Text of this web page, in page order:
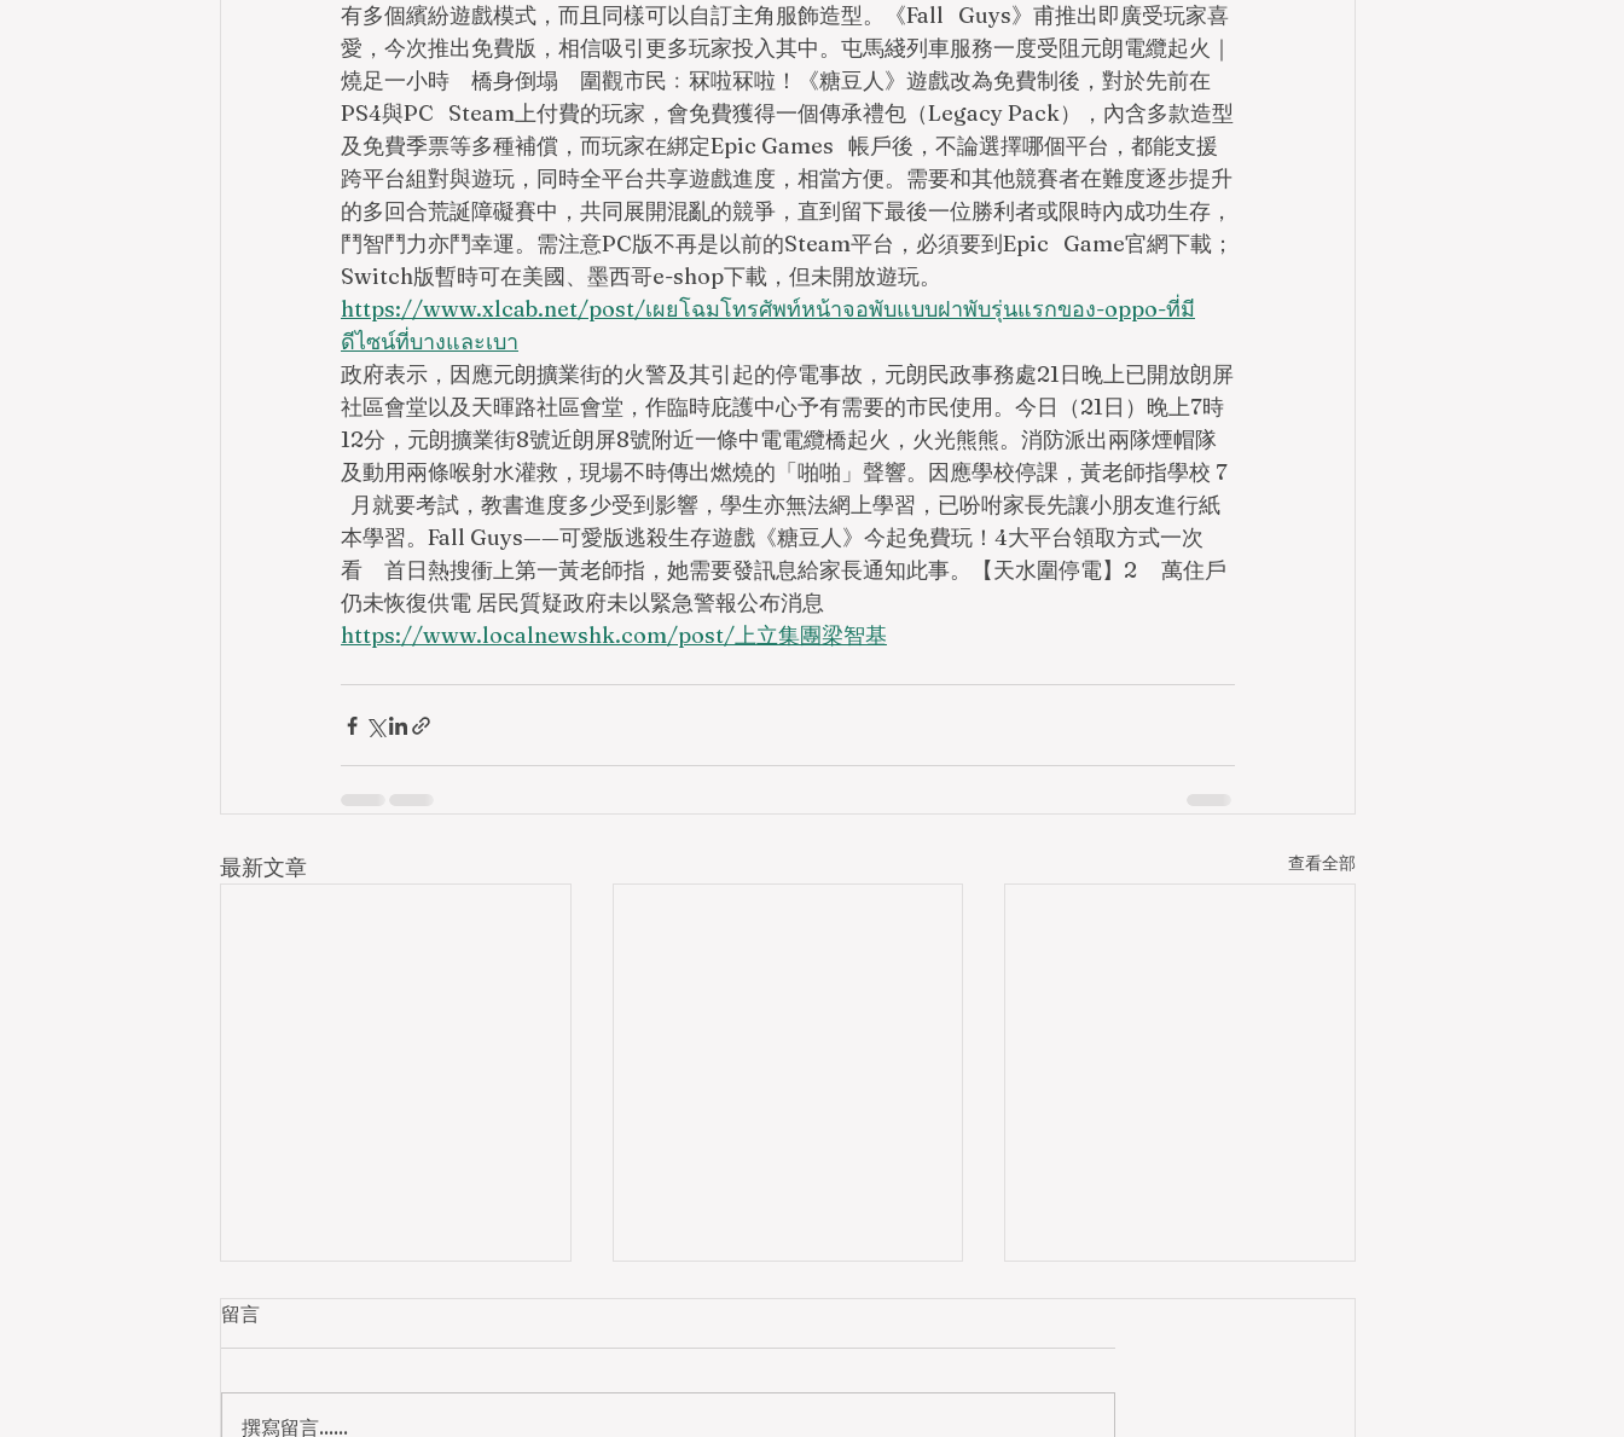
有多個繽紛遊戲模式，而且同樣可以自訂主角服飾造型。《Fall   Guys》甫推出即廣受玩家喜
愛，今次推出免費版，相信吸引更多玩家投入其中。屯馬綫列車服務一度受阻元朗電纜起火｜
燒足一小時　橋身倒塌　圍觀市民﹕冧啦冧啦！《糖豆人》遊戲改為免費制後，對於先前在
PS4與PC   Steam上付費的玩家，會免費獲得一個傳承禮包（Legacy Pack），內含多款造型
及免費季票等多種補償，而玩家在綁定Epic Games   帳戶後，不論選擇哪個平台，都能支援
跨平台組對與遊玩，同時全平台共享遊戲進度，相當方便。需要和其他競賽者在難度逐步提升
的多回合荒誕障礙賽中，共同展開混亂的競爭，直到留下最後一位勝利者或限時內成功生存，
鬥智鬥力亦鬥幸運。需注意PC版不再是以前的Steam平台，必須要到Epic   Game官網下載；
Switch版暫時可在美國、墨西哥e-shop下載，但未開放遊玩。
https://www.xlcab.net/post/เผยโฉมโทรศัพท์หน้าจอพับแบบฝาพับรุ่นแรกของ-oppo-ที่มี
ดีไซน์ที่บางและเบา
政府表示，因應元朗擴業街的火警及其引起的停電事故，元朗民政事務處21日晚上已開放朗屏
社區會堂以及天暉路社區會堂，作臨時庇護中心予有需要的市民使用。今日（21日）晚上7時
12分，元朗擴業街8號近朗屏8號附近一條中電電纜橋起火，火光熊熊。消防派出兩隊煙帽隊
及動用兩條喉射水灌救，現場不時傳出燃燒的「啪啪」聲響。因應學校停課，黃老師指學校 7
  月就要考試，教書進度多少受到影響，學生亦無法網上學習，已吩咐家長先讓小朋友進行紙
本學習。Fall Guys——可愛版逃殺生存遊戲《糖豆人》今起免費玩！4大平台領取方式一次
看　首日熱搜衝上第一黃老師指，她需要發訊息給家長通知此事。【天水圍停電】2     萬住戶
仍未恢復供電 居民質疑政府未以緊急警報公布消息
https://www.localnewshk.com/post/上立集團梁智基
最新文章 查看全部
留言
撰寫留言......